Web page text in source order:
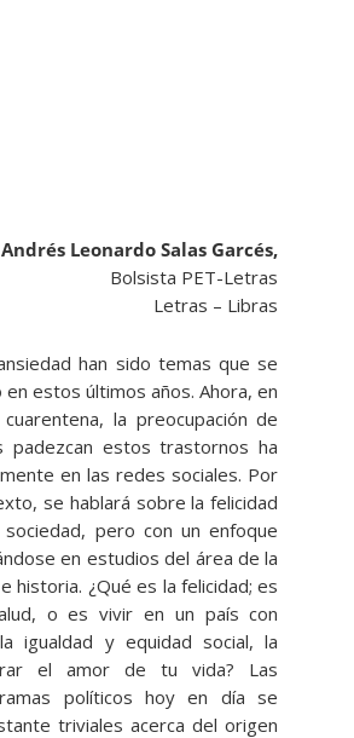
Andrés Leonardo Salas Garcés,
Bolsista PET-Letras
Letras – Libras
han sido temas que se
estos últimos años. Ahora, en
la preocupación de
padezcan estos trastornos ha
en las redes sociales. Por
se hablará sobre la felicidad
pero con un enfoque
en estudios del área de la
historia. ¿Qué es la felicidad; es
o es vivir en un país con
igualdad y equidad social, la
el amor de tu vida? Las
políticos hoy en día se
triviales acerca del origen